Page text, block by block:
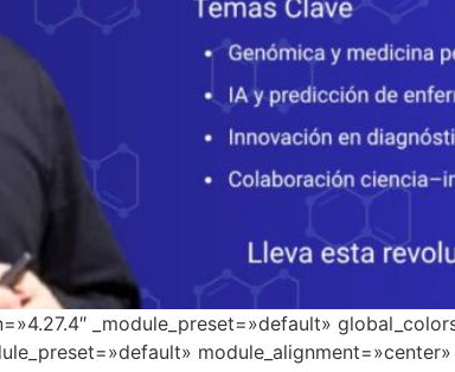
_module_preset=»default»